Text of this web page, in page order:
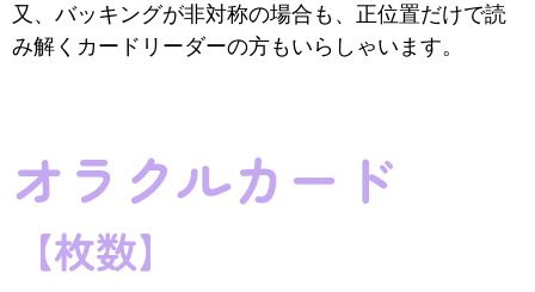
又、バッキングが非対称の場合も、正位置だけで読
み解くカードリーダーの方もいらしゃいます。
オラクルカード
【枚数】